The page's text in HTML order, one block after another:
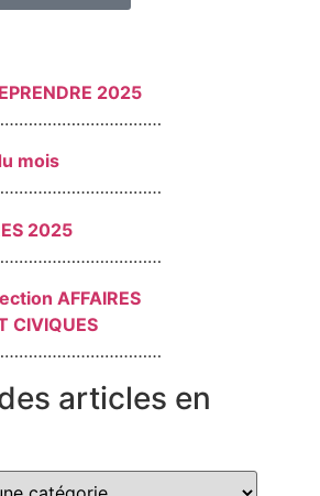
2025
mois
2025
AFFAIRES
CIVIQUES
articles en